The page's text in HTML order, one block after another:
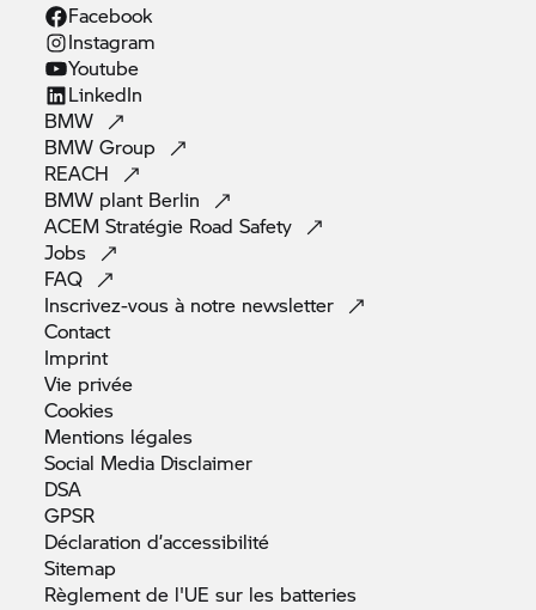
Facebook
Instagram
Youtube
LinkedIn
BMW
BMWGroup
REACH
BMW plant Berlin
ACEM Stratégie RoadSafety
Jobs
FAQ
Inscrivez-vous à notre newsletter
Contact
Imprint
Vie privée
Cookies
Mentions légales
Social Media Disclaimer
DSA
GPSR
Déclarationd’accessibilité
Sitemap
Règlement de l'UE sur les batteries